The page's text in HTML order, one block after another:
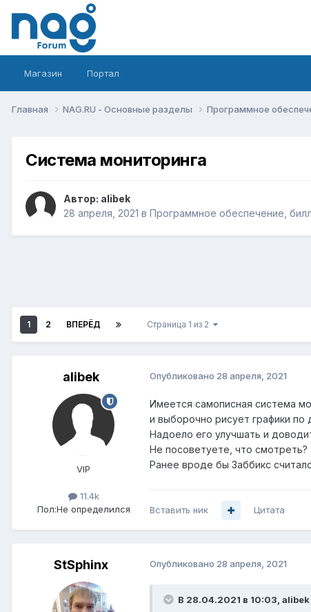
Магазин Портал
Главная NAG.RU - Основные разделы Программное
Система мониторинга
Автор: alibek
28 апреля, 2021 в Программное обеспечение,
1 2 ВПЕРЁД Страница 1 из 2
alibek
VIP
11.4k
Пол:Не определился
Опубликовано 28 апреля, 2021
Имеется самописная система
и выборочно рисует графики по
Надоело его улучшать и
Не посоветуете, что смотреть?
Ранее вроде бы Заббикс
Вставить ник Цитата
StSphinx Опубликовано 28 апреля, 2021
В 28.04.2021 в 10:03, alibek